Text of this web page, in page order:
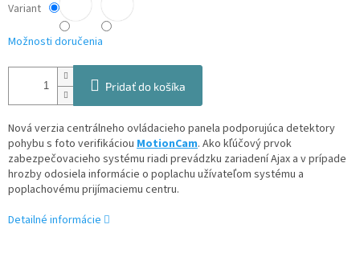
Variant
Možnosti doručenia
Pridať do košíka
Nová verzia centrálneho ovládacieho panela podporujúca detektory
pohybu s foto verifikáciou MotionCam. Ako kľúčový prvok
zabezpečovacieho systému riadi prevádzku zariadení Ajax a v prípade
hrozby odosiela informácie o poplachu užívateľom systému a
poplachovému prijímaciemu centru.
Detailné informácie